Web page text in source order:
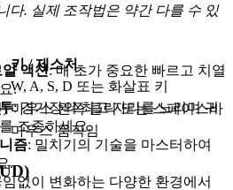
액션: 매 초가 중요한 빠르고 치열
.
: 경기장의 최고 자리를 노리며 귀
조종하세요.
즘: 밀치기의 기술을 마스터하여
.
임없이 변화하는 다양한 환경에서
다. 실제 조작법은 약간 다를 수 있
키 / 제스처
W, A, S, D 또는 화살표 키
) 마우스 왼쪽 클릭 또는 스페이스바
마우스 움직임